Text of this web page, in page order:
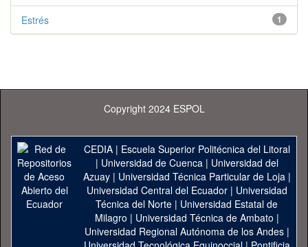
1
Estrés
Copyright 2024 ESPOL
CEDIA| Escuela Superior Politécnica del Litoral
| Universidad de Cuenca| Universidad del
Azuay| Universidad Técnica Particular de Loja|
Universidad Central del Ecuador| Universidad
Técnica del Norte | Universidad Estatal de
Milagro | Universidad Técnica de Ambato |
Universidad Regional Autónoma de los Andes|